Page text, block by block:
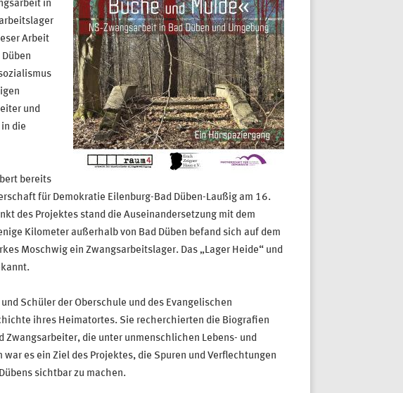
in
Arbeit
und
die
bereits
für Demokratie Eilenburg-Bad Düben-Laußig am 16.
des Projektes stand die Auseinandersetzung mit dem
Kilometer außerhalb von Bad Düben befand sich auf dem
Moschwig ein Zwangsarbeitslager. Das „Lager Heide“ und
Schüler der Oberschule und des Evangelischen
ihres Heimatortes. Sie recherchierten die Biografien
die unter unmenschlichen Lebens- und
es ein Ziel des Projektes, die Spuren und Verflechtungen
sichtbar zu machen.